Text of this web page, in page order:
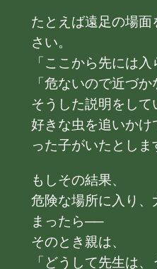
たとえば遠足の場
さい。
「ここから先には
「危ないので近づか
そうした説明をして
好きな虫を追いか
った子がいたとしま
もしその結果、
危険な場所に入り、
まったら──
そのとき親は、
「どうして先生は